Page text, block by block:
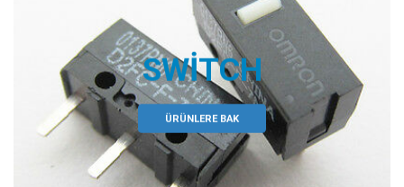
SWITCH
ÜRÜNLERE BAK